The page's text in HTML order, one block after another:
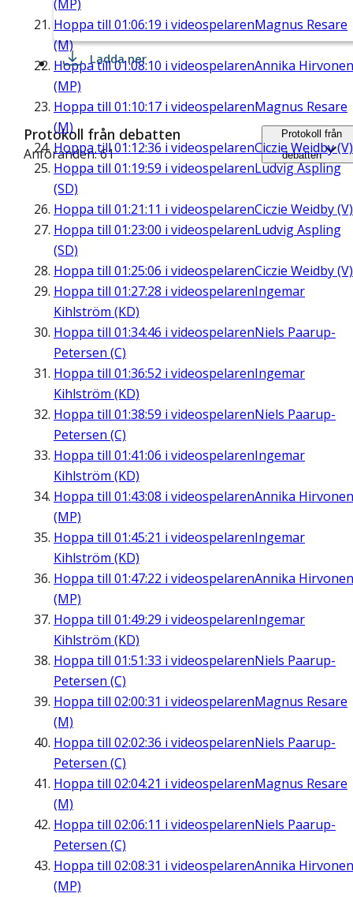
(MP)
Hoppa till 01:06:19 i videospelarenMagnus Resare
(M)
Hoppa till01:08:10 i videospelarenAnnika Hirvonen
(MP)
Hoppa till 01:10:17 i videospelarenMagnus Resare
(M)
Hoppa till01:12:36 i videospelarenCiczie Weidby (V)
Hoppa till 01:19:59 i videospelarenLudvig Aspling
(SD)
Hoppa till 01:21:11 i videospelarenCiczie Weidby (V)
Hoppa till 01:23:00 i videospelarenLudvig Aspling
(SD)
Hoppa till 01:25:06 i videospelarenCiczie Weidby (V)
Hoppa till 01:27:28 i videospelarenIngemar
Kihlström (KD)
Hoppa till 01:34:46 i videospelarenNiels Paarup-
Petersen (C)
Hoppa till 01:36:52 i videospelarenIngemar
Kihlström (KD)
Hoppa till 01:38:59 i videospelarenNiels Paarup-
Petersen (C)
Hoppa till 01:41:06 i videospelarenIngemar
Kihlström (KD)
Hoppa till 01:43:08 i videospelarenAnnika Hirvonen
(MP)
Hoppa till 01:45:21 i videospelarenIngemar
Kihlström (KD)
Hoppa till 01:47:22 i videospelarenAnnika Hirvonen
(MP)
Hoppa till 01:49:29 i videospelarenIngemar
Kihlström (KD)
Hoppa till 01:51:33 i videospelarenNiels Paarup-
Petersen (C)
Hoppa till 02:00:31 i videospelarenMagnus Resare
(M)
Hoppa till 02:02:36 i videospelarenNiels Paarup-
Petersen (C)
Hoppa till 02:04:21 i videospelarenMagnus Resare
(M)
Hoppa till 02:06:11 i videospelarenNiels Paarup-
Petersen (C)
Hoppa till 02:08:31 i videospelarenAnnika Hirvonen
(MP)
Ladda ner
Protokoll från debatten
Anföranden: 61
Protokoll från
debatten